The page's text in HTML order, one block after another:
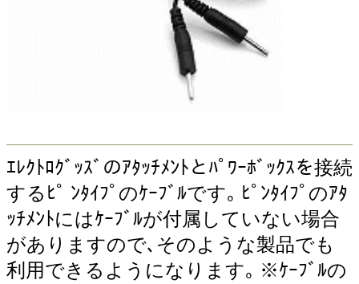
ｴﾚｸﾄﾛｸﾞｯｽﾞのｱﾀｯﾁﾒﾝﾄとﾊﾟﾜｰﾎﾞｯｸｽを接続
するﾋﾟ ﾝﾀｲﾌﾟのｹｰﾌﾞﾙです｡ ﾋﾟﾝﾀｲﾌﾟのｱﾀ
ｯﾁﾒﾝﾄにはｹｰﾌﾞﾙが付属していない場合
がありますので､そのような製品でも
利用できるようになります｡ ※ｹｰﾌﾞﾙの